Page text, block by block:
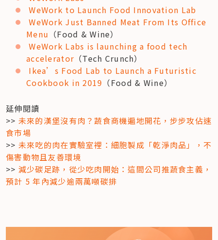
WeWork to Launch Food Innovation Lab
WeWork Just Banned Meat From Its Office
Menu （Food & Wine）
WeWork Labs is launching a food tech
accelerator （Tech Crunch）
Ikea’s Food Lab to Launch a Futuristic
Cookbook in 2019 （Food & Wine）
延伸閱讀
>> 未來的漢堡沒有肉？蔬食商機遍地開花，步步攻佔速
食市場
>> 未來吃的肉在實驗室裡：細胞製成「乾淨肉品」，不
傷害動物且友善環境
>> 減少碳足跡，從少吃肉開始：這間公司推蔬食主義，
預計 5 年內減少逾兩萬噸碳排